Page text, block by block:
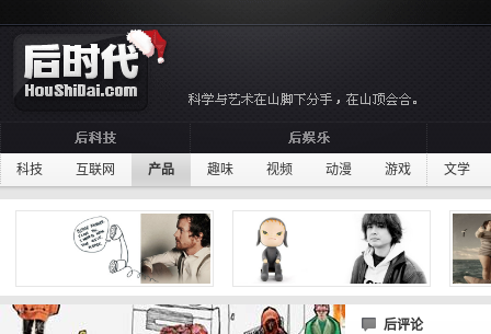
科技 互联网 产品 趣味 视频 动漫 游戏 文学
后评论